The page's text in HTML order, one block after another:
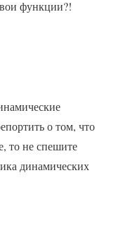
функции?!
о том, что
то не спешите
динамических